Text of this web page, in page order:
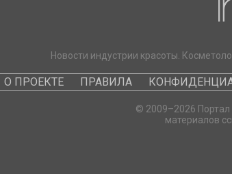
Новости индустрии красоты.
О ПРОЕКТЕ ПРАВИЛА
© 2009–2026 Портал
материалов